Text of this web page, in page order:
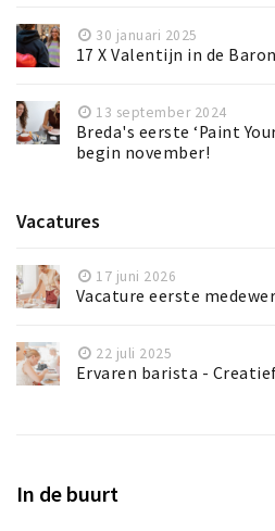
30 januari 2025
17 X Valentijn in de
13 september 2024
Breda's eerste ‘Paint
begin november!
Vacatures
17 juni 2026
Vacature eerste
22 juli 2025
Ervaren barista -
In de buurt